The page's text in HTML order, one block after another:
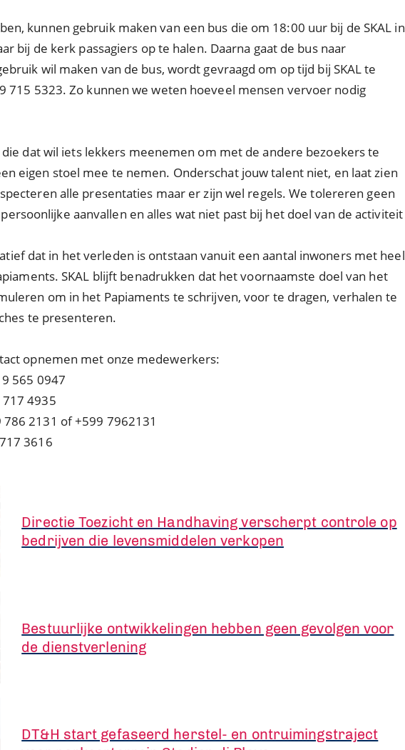
kunnen gebruik maken van een bus die om 18:00 uur bij de SKAL in
bij de kerk passagiers op te halen. Daarna gaat de bus naar
wil maken van de bus, wordt gevraagd om op tijd bij SKAL te
715 5323. Zo kunnen we weten hoeveel mensen vervoer nodig
dat wil iets lekkers meenemen om met de andere bezoekers te
eigen stoel mee te nemen. Onderschat jouw talent niet, en laat zien
alle presentaties maar er zijn wel regels. We tolereren geen
aanvallen en alles wat niet past bij het doel van de activiteit
dat in het verleden is ontstaan vanuit een aantal inwoners met heel
SKAL blijft benadrukken dat het voornaamste doel van het
om in het Papiaments te schrijven, voor te dragen, verhalen te
te presenteren.
opnemen met onze medewerkers:
0947
4935
2131 of +599 7962131
Directie Toezicht en Handhaving verscherpt controle op
bedrijven die levensmiddelen verkopen
Bestuurlijke ontwikkelingen hebben geen gevolgen voor
de dienstverlening
DT&H start gefaseerd herstel- en ontruimingstraject